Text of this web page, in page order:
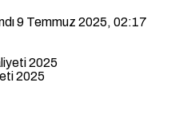
9 Temmuz 2025, 02:17
2025